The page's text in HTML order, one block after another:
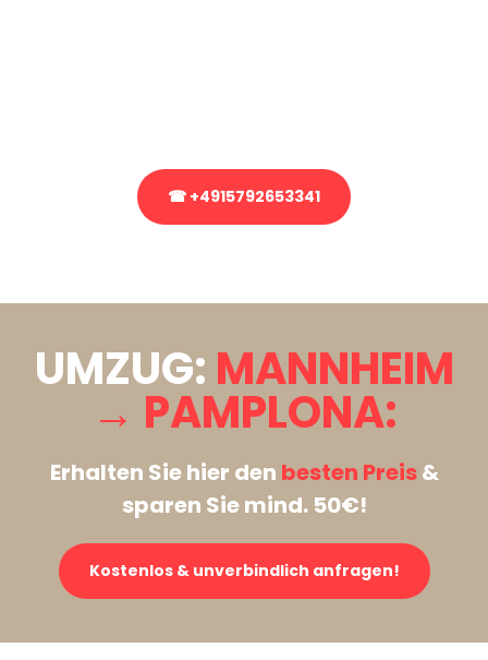
☎ +4915792653341
UMZUG: MANNHEIM
→ PAMPLONA:
Erhalten Sie hier den besten Preis&
sparen Sie mind. 50€!
Kostenlos & unverbindlich anfragen!